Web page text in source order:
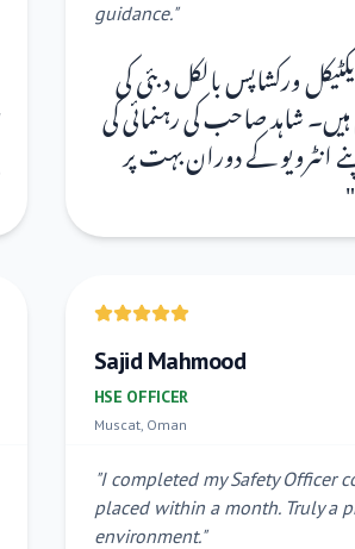
guidance."
ورکشاپس بالکل دبئی کی
شاہد صاحب کی رہنمائی کی
انٹرویو کے دوران بہت پر
"
Sajid Mahmood
HSE OFFICER
Muscat, Oman
"I completed my Safety Officer
placed within a month. Truly a
environment."